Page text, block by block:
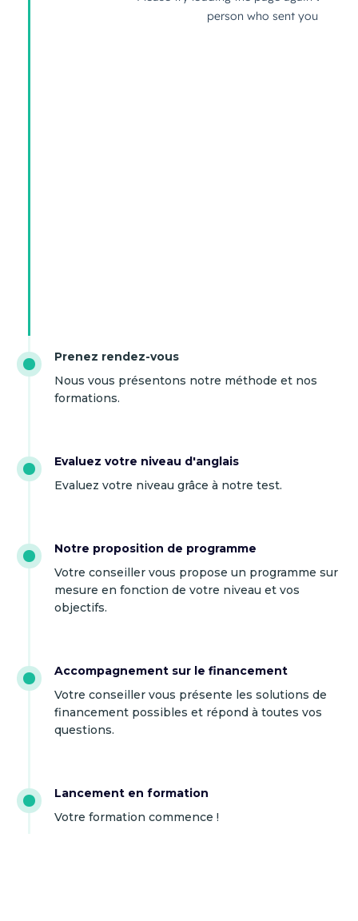
Prenez rendez-vous
Nous vous présentons notre méthode et nos
formations.
Evaluez votre niveau d'anglais
Evaluez votre niveau grâce à notre test.
Notre proposition de programme
Votre conseiller vous propose un programme sur
mesure en fonction de votre niveau et vos
objectifs.
Accompagnement sur le financement
Votre conseiller vous présente les solutions de
financement possibles et répond à toutes vos
questions.
Lancement en formation
Votre formation commence !